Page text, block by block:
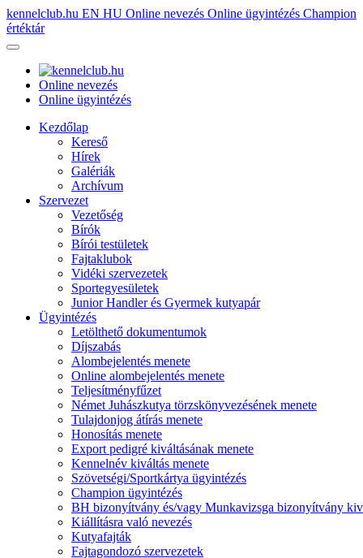
kennelclub.hu EN HU Online nevezés Online ügyintézés Champion
értéktár
Online nevezés
Online ügyintézés
Kezdőlap
Kereső
Hírek
Galériák
Archívum
Szervezet
Vezetőség
Bírók
Bírói testületek
Fajtaklubok
Vidéki szervezetek
Sportegyesületek
Junior Handler és Gyermek kutyapár
Ügyintézés
Letölthető dokumentumok
Díjszabás
Alombejelentés menete
Online alombejelentés menete
Teljesítményfűzet
Német Juhászkutya törzskönyvezésének menete
Tulajdonjog átírás menete
Honosítás menete
Export pedigré kiváltásának menete
Kennelnév kiváltás menete
Szövetségi/Sportkártya ügyintézés
Champion ügyintézés
BH bizonyítvány és/vagy Munkavizsga bizonyítvány
Kiállításra való nevezés
Kutyafajták
Fajtagondozó szervezetek